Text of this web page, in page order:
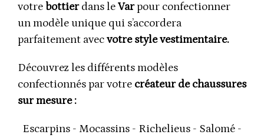
votre bottierdans leVarpour confectionner
un modèle unique qui s’accordera
parfaitement avecvotre style vestimentaire.
Découvrez les différents modèles
confectionnés par votre créateur de chaussures
sur mesure :
Escarpins - Mocassins - Richelieus - Salomé -